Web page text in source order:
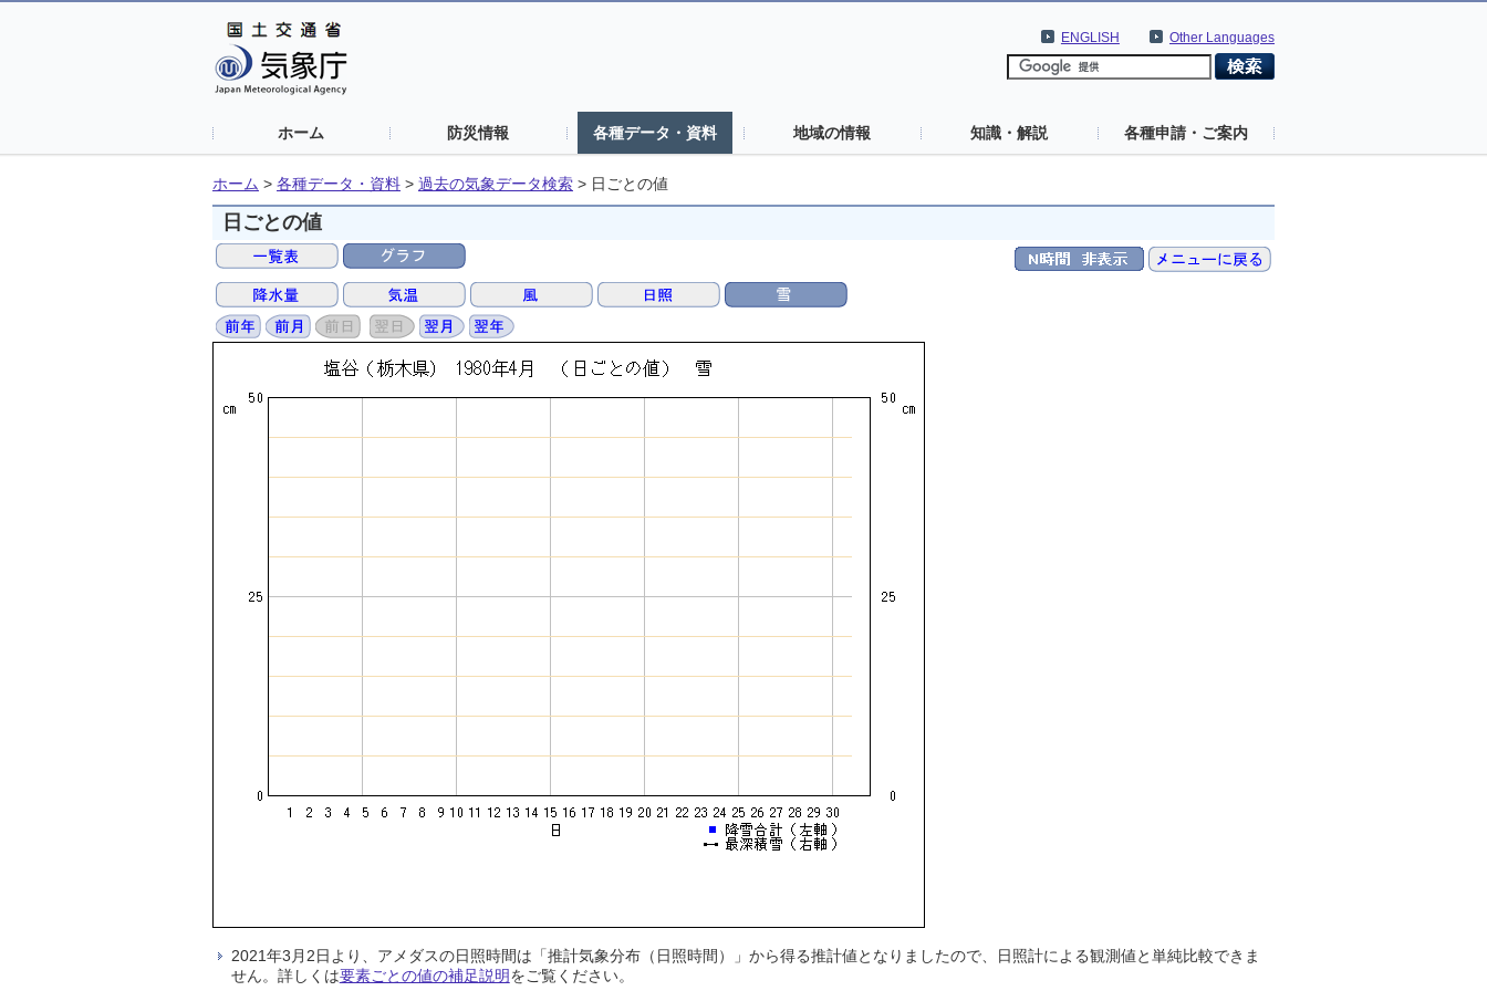
Other Languages
ENGLISH
ホーム 防災情報 各種データ・資料 地域の情報 知識・解説 各種申請・ご案内
ホーム > 各種データ・資料 > 過去の気象データ検索 > 日ごとの値
日ごとの値
2021年3月2日より、アメダスの日照時間は「推計気象分布（日照時間）」から得る推計値となりましたので、日照計による観測値と単純比較できま
せん。詳しくは要素ごとの値の補足説明をご覧ください。